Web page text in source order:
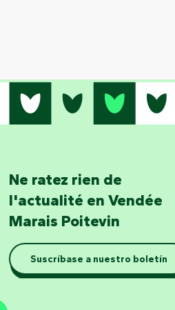
Ne ratez rien de
l'actualité en Vendée
Marais Poitevin
Suscríbase a nuestro boletín